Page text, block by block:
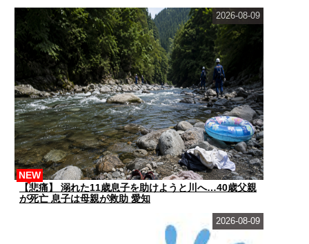
【悲痛】 溺れた11歳息子を助けようと川へ…40歳父親
が死亡 息子は母親が救助 愛知
NEW
2026-08-09
2026-08-09